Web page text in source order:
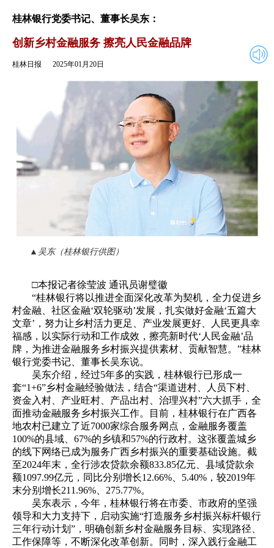
返回 2025年01月20日
桂林银行党委书记、董事长吴东：
创新乡村金融服务 擦亮人民金融品牌
桂林日报 2025年01月20日
▲吴东（桂林银行供图）
□本报记者徐莹波 通讯员谢璧徽
“桂林银行将以推进全面深化改革为契机，全力促进乡
村金融、社区金融‘双轮驱动’发展，扎实做好金融‘五篇大
文章’，努力让乡村活力更足、产业发展更好、人民更具幸
福感，以实际行动和工作成效，擦亮新时代‘人民金融’品
牌，为推进金融服务乡村振兴提供素材、贡献智慧。”桂林
银行党委书记、董事长吴东说。
吴东介绍，经过5年多的实践，桂林银行已形成一
套“1+6”乡村金融经验做法，结合“渠道进村、人员下村、
资金入村、产业旺村、产品出村、治理兴村”六大抓手，全
面推动金融服务乡村振兴工作。目前，桂林银行在广西各
地农村已建立了近7000家综合服务网点，金融服务覆盖
100%的县域、67%的乡镇和57%的行政村。这张覆盖城乡
的线下网络已成为服务广西乡村振兴的重要基础设施。截
至2024年末，全行涉农贷款余额833.85亿元、县域贷款余
额1097.99亿元，同比分别增长12.66%、5.40%，较2019年
末分别增长211.96%、275.77%。
吴东表示，今年，桂林银行将在市委、市政府的坚强
领导和大力支持下，启动实施“打造服务乡村振兴标杆银行
三年行动计划”，明确创新乡村金融服务目标、实现路径、
工作保障等，不断深化改革创新。同时，深入践行金融工